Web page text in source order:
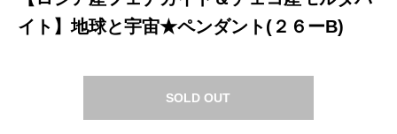
イト】地球と宇宙★ペンダント(２６ーB)
SOLD OUT